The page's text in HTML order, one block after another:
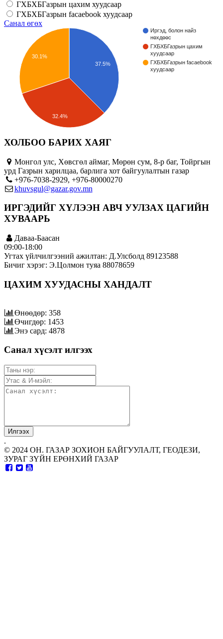
ГХБХБГазрын цахим хуудсаар
ГХБХБГазрын facaebook хуудсаар
Санал өгөх
Иргэд, болон найз
нөхдөөс
ГХБХБГазрын цахим
хуудсаар
ГХБХБГазрын facaebook
хуудсаар
37.5%
30.1%
32.4%
ХОЛБОО БАРИХ ХАЯГ
Монгол улс, Хөвсгөл аймаг, Мөрөн сум, 8-р баг, Тойргын
урд Газрын харилцаа, барлига хот байгуулалтын газар
+976-7038-2929, +976-80000270
khuvsgul@gazar.gov.mn
ИРГЭДИЙГ ХҮЛЭЭН АВЧ УУЛЗАХ ЦАГИЙН
ХУВААРЬ
Даваа-Баасан
09:00-18:00
Угтах үйлчилгээний ажилтан: Д.Улсболд 89123588
Бичиг хэрэг: Э.Цолмон туяа 88078659
ЦАХИМ ХУУДАСНЫ ХАНДАЛТ
Өнөөдөр: 358
Өчигдөр: 1453
Энэ сард: 4878
Санал хүсэлт илгээх
.
© 2024 ОН. ГАЗАР ЗОХИОН БАЙГУУЛАЛТ, ГЕОДЕЗИ,
ЗУРАГ ЗҮЙН ЕРӨНХИЙ ГАЗАР